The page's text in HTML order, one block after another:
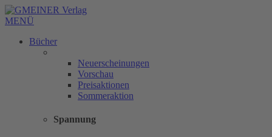
MENÜ
Bücher
Neuerscheinungen
Vorschau
Preisaktionen
Sommeraktion
Spannung